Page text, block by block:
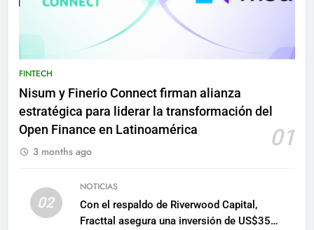
FINTECH
Nisum y Finerio Connect firman alianza
estratégica para liderar la transformación del
Open Finance en Latinoamérica
01
3 months ago
02
NOTICIAS
Con el respaldo de Riverwood Capital,
Fracttal asegura una inversión de US$35